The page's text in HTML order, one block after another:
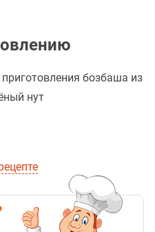
бозбаша из
нут